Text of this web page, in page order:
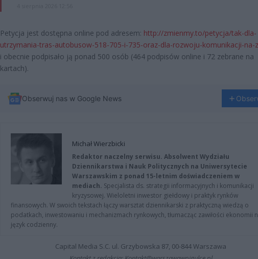
Petycja jest dostępna online pod adresem: http://zmienmy.to/petycja/tak-dla-
utrzymania-tras-autobusow-518-705-i-735-oraz-dla-rozwoju-komunikacji-na-
i obecnie podpisało ją ponad 500 osób (464 podpisów online i 72 zebrane na
kartach).
Obserwuj nas w Google News
Michał Wierzbicki
Redaktor naczelny serwisu. Absolwent Wydziału
Dziennikarstwa i Nauk Politycznych na Uniwersytecie
Warszawskim z ponad 15-letnim doświadczeniem w
mediach. Specjalista ds. strategii informacyjnych i komunikacji
kryzysowej. Wieloletni inwestor giełdowy i praktyk rynków
finansowych. W swoich tekstach łączy warsztat dziennikarski z praktyczną wiedzą o
podatkach, inwestowaniu i mechanizmach rynkowych, tłumacząc zawiłości ekonomii
język codzienny.
Capital Media S.C. ul. Grzybowska 87, 00-844 Warszawa